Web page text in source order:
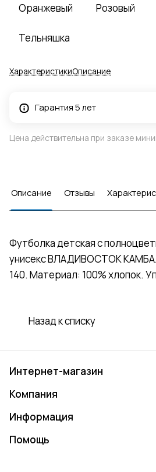
Оранжевый Розовый
Тельняшка
ХарактеристикиОписание
Гарантия 5 лет
Цена действительна при заказе
Описание Отзывы
Футболка детская с
унисекс ВЛАДИВОСТОК
140. Материал: 100% хлопок.
Назад к списку
Интернет-магазин
Компания
Информация
Помощь